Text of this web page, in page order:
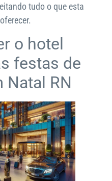
tudo o que esta
o hotel
festas de
Natal RN